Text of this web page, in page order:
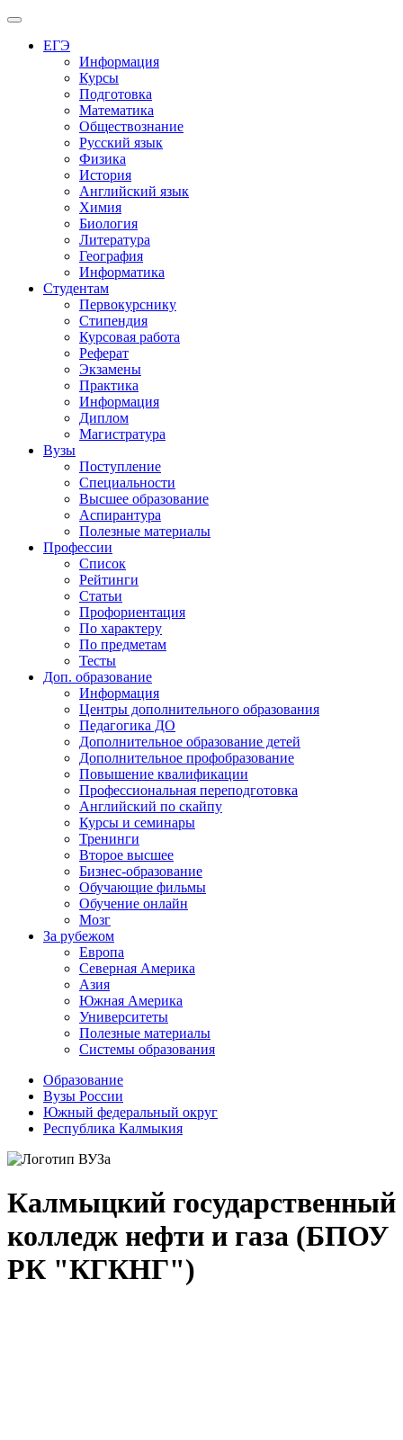
Меню
ЕГЭ
Информация
Курсы
Подготовка
Математика
Обществознание
Русский язык
Физика
История
Английский язык
Химия
Биология
Литература
География
Информатика
Студентам
Первокурснику
Стипендия
Курсовая работа
Реферат
Экзамены
Практика
Информация
Диплом
Магистратура
Вузы
Поступление
Специальности
Высшее образование
Аспирантура
Полезные материалы
Профессии
Список
Рейтинги
Статьи
Профориентация
По характеру
По предметам
Тесты
Доп. образование
Информация
Центры дополнительного образования
Педагогика ДО
Дополнительное образование детей
Дополнительное профобразование
Повышение квалификации
Профессиональная переподготовка
Английский по скайпу
Курсы и семинары
Тренинги
Второе высшее
Бизнес-образование
Обучающие фильмы
Обучение онлайн
Мозг
За рубежом
Европа
Северная Америка
Азия
Южная Америка
Университеты
Полезные материалы
Системы образования
Образование
Вузы России
Южный федеральный округ
Республика Калмыкия
Калмыцкий государственный
колледж нефти и газа (БПОУ
РК "КГКНГ")